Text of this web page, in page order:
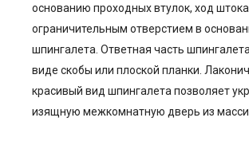
основанию проходных втулок, ход штока
ограничительным отверстием в
шпингалета. Ответная часть
виде скобы или плоской планки.
красивый вид шпингалета позволяет
изящную межкомнатную дверь из